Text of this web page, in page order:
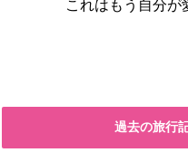
これはもう自分が
過去の旅行